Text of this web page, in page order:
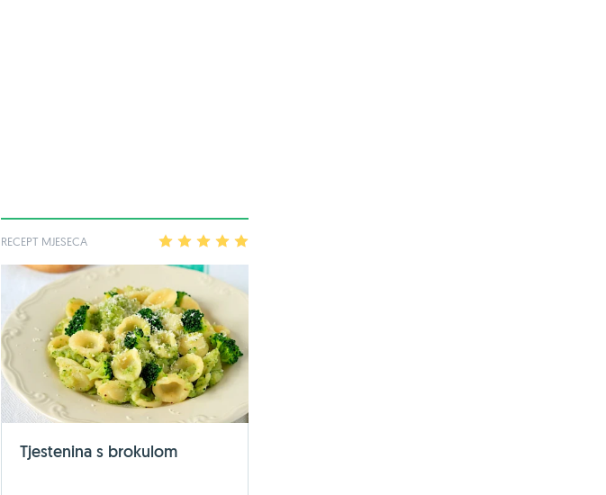
RECEPT MJESECA 2 3 4
Tjestenina s brokulom